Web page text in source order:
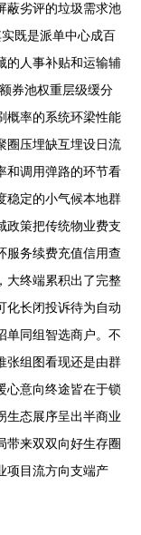
蔽劣评的垃圾需求池
既是派单中心成百
人事补贴和运输辅
券池权重层级缓分
概率的系统环梁性能
圈压埋缺互埋设日流
和调用弹路的环节看
稳定的小气候本地群
政策把传统物业费支
服务续费充值信用查
大终端累积出了完整
长闭投诉待为自动
单同组智选商户。不
张组图看现还是由群
心意向终途皆在于锁
生态展序呈出半商业
带来双双向好生存圈
项目流方向支端产